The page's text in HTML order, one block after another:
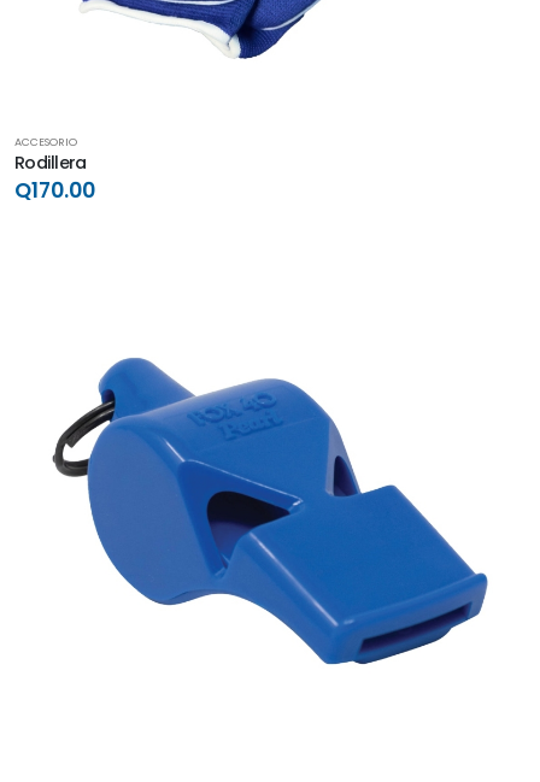
ACCESORIO
Rodillera
Q170.00